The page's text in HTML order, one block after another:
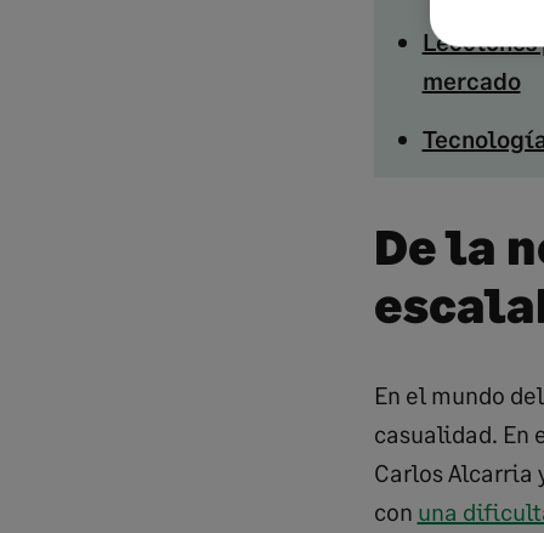
mercado
De la
En el mundo
casualidad. En
Carlos Alcarria
con una